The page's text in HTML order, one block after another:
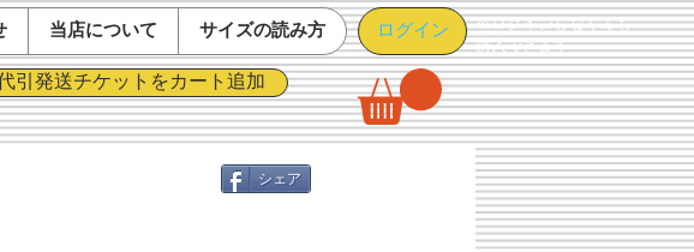
当店について サイズの読み方
引発送チケットをカート追加
ログイン
※ログインしなくても
購入できます
シェア